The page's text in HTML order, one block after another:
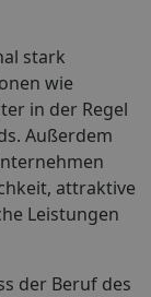
stark
wie
in der Regel
Außerdem
attraktive
Leistungen
der Beruf des